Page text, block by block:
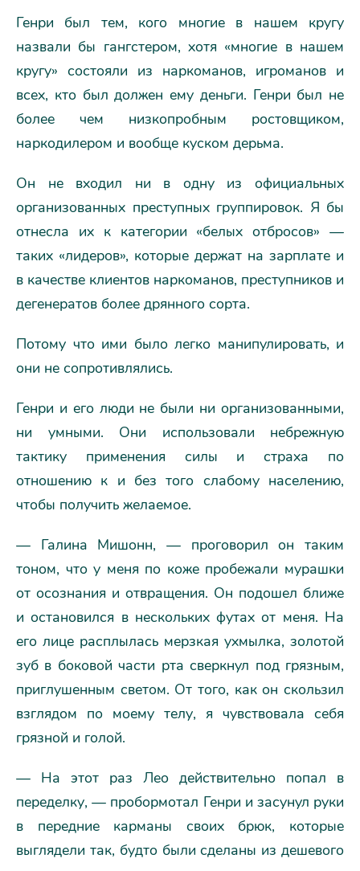
Генри был тем, кого многие в нашем кругу
назвали бы гангстером, хотя «многие в нашем
кругу» состояли из наркоманов, игроманов и
всех, кто был должен ему деньги. Генри был не
более чем низкопробным ростовщиком,
наркодилером и вообще куском дерьма.
Он не входил ни в одну из официальных
организованных преступных группировок. Я бы
отнесла их к категории «белых отбросов» —
таких «лидеров», которые держат на зарплате и
в качестве клиентов наркоманов, преступников и
дегенератов более дрянного сорта.
Потому что ими было легко манипулировать, и
они не сопротивлялись.
Генри и его люди не были ни организованными,
ни умными. Они использовали небрежную
тактику применения силы и страха по
отношению к и без того слабому населению,
чтобы получить желаемое.
— Галина Мишонн, — проговорил он таким
тоном, что у меня по коже пробежали мурашки
от осознания и отвращения. Он подошел ближе
и остановился в нескольких футах от меня. На
его лице расплылась мерзкая ухмылка, золотой
зуб в боковой части рта сверкнул под грязным,
приглушенным светом. От того, как он скользил
взглядом по моему телу, я чувствовала себя
грязной и голой.
— На этот раз Лео действительно попал в
переделку, — пробормотал Генри и засунул руки
в передние карманы своих брюк, которые
выглядели так, будто были сделаны из дешевого